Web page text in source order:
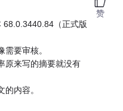
68.0.3440.84（正式版
要审核。
原来写的摘要就没有
内容。
赞